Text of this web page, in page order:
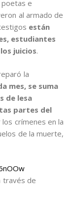
e
al armado de
están
estudiantes
juicios.
la
mes, se suma
de lesa
partes del
crímenes en la
de la muerte,
través de